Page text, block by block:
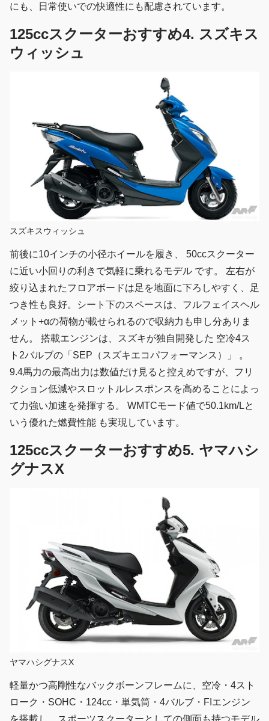
にも、日常使いでの快適性にも配慮されています。
125ccスクーターおすすめ4. スズキス
ウィッシュ
スズキスウィッシュ
前後に10インチの小径ホイールを履き、 50ccスクーター
に近い小回りの利きで気軽に乗れるモデル です。 左右が
絞り込まれたフロアボードは足を地面に下ろしやすく、足
つき性も良好。シート下のスペースは、フルフェイスヘル
メット+αの荷物が載せられるので収納力も申し分ありま
せん。 搭載エンジンは、スズキが独自開発した 空冷4ス
ト2バルブの「SEP（スズキエコパフォーマンス）」 。
9.4馬力の最高出力は数値だけ見ると控えめですが、フリ
クション低減やスロットルレスポンスを高めることによっ
て力強い加速を発揮する。 WMTCモード値で50.1km/Lと
いう優れた燃費性能 も実現しています。
125ccスクーターおすすめ5. ヤマハシ
グナスX
ヤマハシグナスX
軽量かつ高剛性なバックボーンフレームに、空冷・4スト
ローク・SOHC・124cc・単気筒・4バルブ・FIエンジン
を搭載し、スポーツスクーターとしての側面も持つモデル